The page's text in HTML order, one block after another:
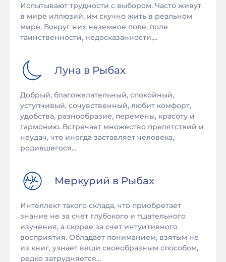
Испытывают трудности с выбором. Часто живут
в мире иллюзий, им скучно жить в реальном
мире. Вокруг них неземное поле, поле
таинственности, недосказанности,...
Луна в Рыбах
Добрый, благожелательный, спокойный,
уступчивый, сочувственный, любит комфорт,
удобства, разнообразие, перемены, красоту и
гармонию. Встречает множество препятствий и
неудач, что иногда заставляет человека,
родившегося...
Меркурий в Рыбах
Интеллект такого склада, что приобретает
знание не за счет глубокого и тщательного
изучения, а скорее за счет интуитивного
восприятия. Обладает пониманием, взятым не
из книг, узнает вещи своеобразным способом,
редко затрудняется...